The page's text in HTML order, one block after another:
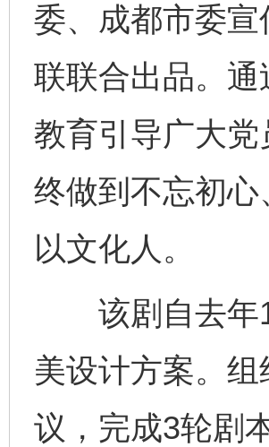
委、成都市委
联联合出品。通
教育引导广大
终做到不忘初
以文化人。
该剧自去年
美设计方案。
议，完成3轮剧